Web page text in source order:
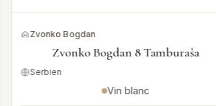
Zvonko Bogdan
Zvonko Bogdan 8 Tamburaša
Serbien
Vin blanc